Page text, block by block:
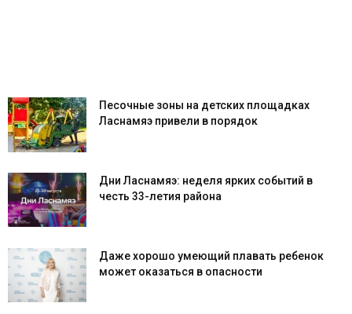
Песочные зоны на детских площадках
Ласнамяэ привели в порядок
Дни Ласнамяэ: неделя ярких событий в
честь 33-летия района
Даже хорошо умеющий плавать ребенок
может оказаться в опасности